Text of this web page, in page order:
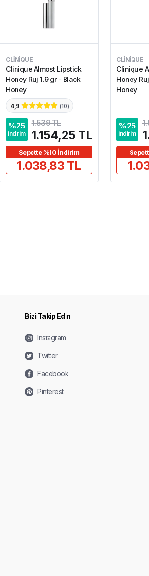
CLINIQUE
Clinique Almost Lipstick
Honey Ruj 1.9 gr - Black
Honey
4,9 (10)
%25
indirim
1.539 TL
1.154,25 TL
Sepette %10 İndirim
1.038,83 TL
CLINIQUE
Clinique
Honey
Honey
%25
indirim
Bizi Takip Edin
Instagram
Twitter
Facebook
Pinterest